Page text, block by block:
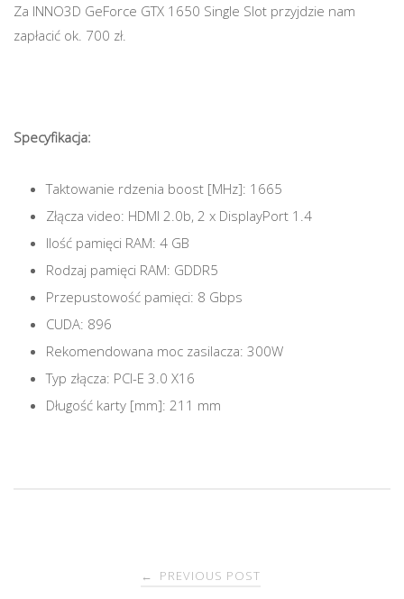
Za INNO3D GeForce GTX 1650 Single Slot przyjdzie nam
zapłacić ok. 700 zł.
Specyfikacja:
Taktowanie rdzenia boost [MHz]: 1665
Złącza video: HDMI 2.0b, 2 x DisplayPort 1.4
Ilość pamięci RAM: 4 GB
Rodzaj pamięci RAM: GDDR5
Przepustowość pamięci: 8 Gbps
CUDA: 896
Rekomendowana moc zasilacza: 300W
Typ złącza: PCI-E 3.0 X16
Długość karty [mm]: 211 mm
← PREVIOUS POST